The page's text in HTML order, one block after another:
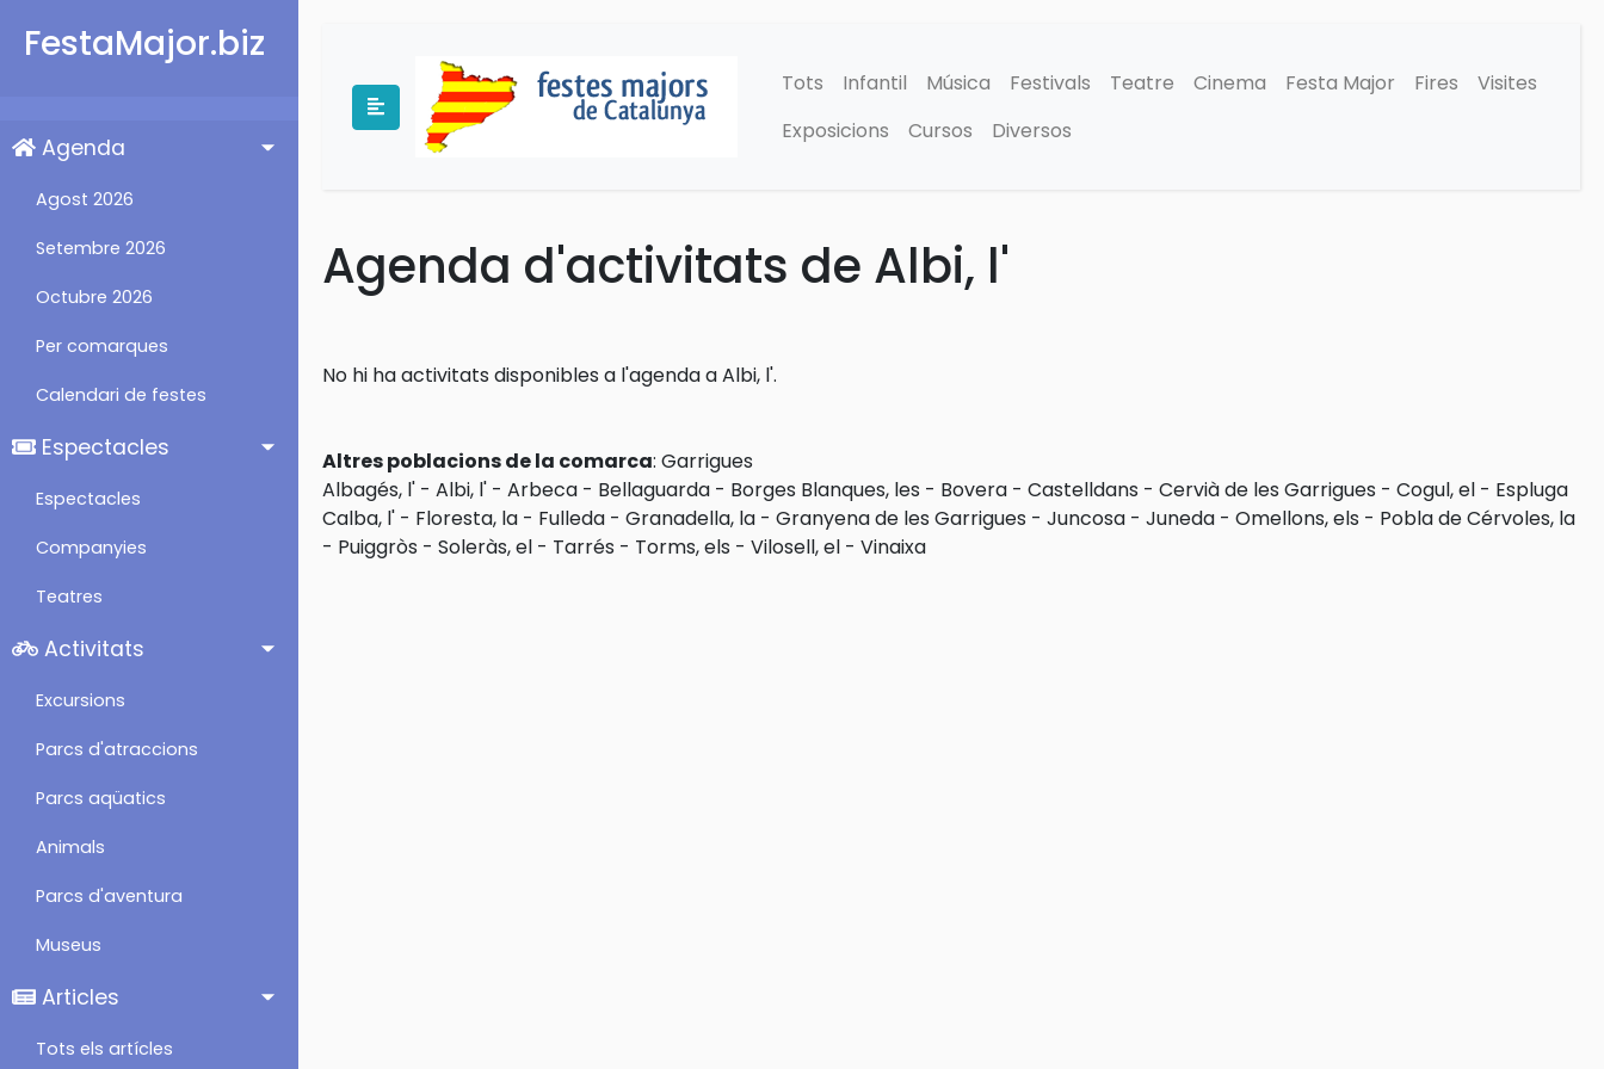
FestaMajor.biz
Agenda
Agost 2026
Setembre 2026
Octubre 2026
Per comarques
Calendari de festes
Espectacles
Espectacles
Companyies
Teatres
Activitats
Excursions
Parcs d'atraccions
Parcs aqüatics
Animals
Parcs d'aventura
Museus
Articles
Tots els artícles
Tots Infantil Música Festivals Teatre Cinema Festa Major Fires
Visites
Exposicions
Cursos Diversos
Agenda d'activitats de Albi, l'
No hi ha activitats disponibles a l'agenda a Albi, l'.
Altres poblacions de la comarca: Garrigues
Albagés, l' - Albi, l' - Arbeca - Bellaguarda - Borges Blanques, les - Bovera - Castelldans - Cervià de les Garrigues - Cogul, el - Espluga
Calba, l' - Floresta, la - Fulleda - Granadella, la - Granyena de les Garrigues - Juncosa - Juneda - Omellons, els - Pobla de Cérvoles, la
- Puiggròs - Soleràs, el - Tarrés - Torms, els - Vilosell, el - Vinaixa